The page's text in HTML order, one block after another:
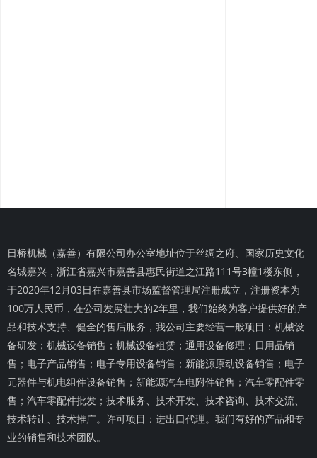
日桥机械（嘉善）有限公司办公室地址位于丝绸之府、国家历史文化
名城嘉兴，浙江省嘉兴市嘉善县惠民街道之江路111号3幢1楼东侧，
于2020年12月03日在嘉善县市场监督管理局注册成立，注册资本为
100万人民币，在公司发展壮大的2年里，我们始终为客户提供好的产
品和技术支持、健全的售后服务，我公司主要经营一般项目：机械设
备研发；机械设备销售；机械设备租赁；通用设备修理；日用品销
售；电子产品销售；电子专用设备销售；新能源原动设备销售；电子
元器件与机电组件设备销售；新能源汽车电附件销售；汽车零配件零
售；汽车零配件批发；技术服务、技术开发、技术咨询、技术交流、
技术转让、技术推广。许可项目：进出口代理。我们有好的产品和专
业的销售和技术团队。